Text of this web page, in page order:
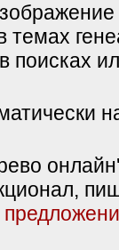
поисках